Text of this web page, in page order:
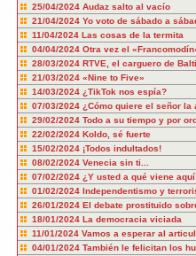
25/04/2024 Audaz salto al vacío
21/04/2024 Yo voto de sábado a
11/04/2024 Las cosas de la termita
04/04/2024 Otra vez el
28/03/2024 RTVE, el carguero de
21/03/2024 «Nine to Five»
14/03/2024 ¿TikTok nos espía?
07/03/2024 ¿Cómo quiere el señor la
29/02/2024 Todo a su tiempo y por
22/02/2024 Koldo, sé fuerte
15/02/2024 ¡Todos indultados!
08/02/2024 Venecia sin ti...
07/02/2024 ¿Y usted a qué viene
01/02/2024 Independentismo y
26/01/2024 El debate prostituido
18/01/2024 La democracia viciada
11/01/2024 Vamos a esperar al
04/01/2024 También le felicitan los